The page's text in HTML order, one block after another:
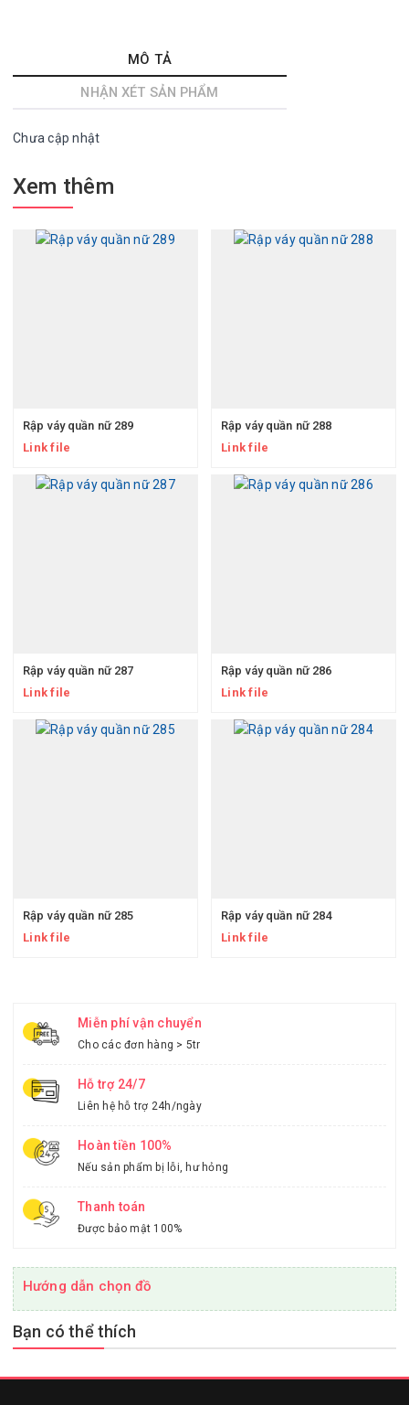
MÔ TẢ
NHẬN XÉT SẢN PHẨM
Chưa cập nhật
Xem thêm
Rập váy quần nữ 289
Link file
Rập váy quần nữ 288
Link file
Rập váy quần nữ 287
Link file
Rập váy quần nữ 286
Link file
Rập váy quần nữ 285
Link file
Rập váy quần nữ 284
Link file
Miễn phí vận chuyển
Cho các đơn hàng > 5tr
Hỗ trợ 24/7
Liên hệ hỗ trợ 24h/ngày
Hoàn tiền 100%
Nếu sản phẩm bị lỗi, hư hỏng
Thanh toán
Được bảo mật 100%
Hướng dẫn chọn đồ
Bạn có thể thích